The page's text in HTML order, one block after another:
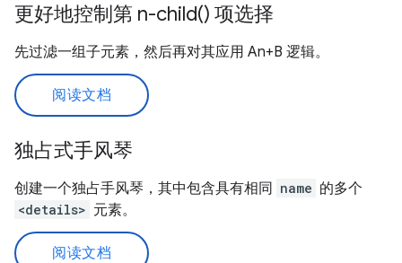
更好地控制第 n-child() 项选择
先过滤一组子元素，然后再对其应用 An+B 逻辑。
阅读文档
独占式手风琴
创建一个独占手风琴，其中包含具有相同 name 的多个
<details> 元素。
阅读文档